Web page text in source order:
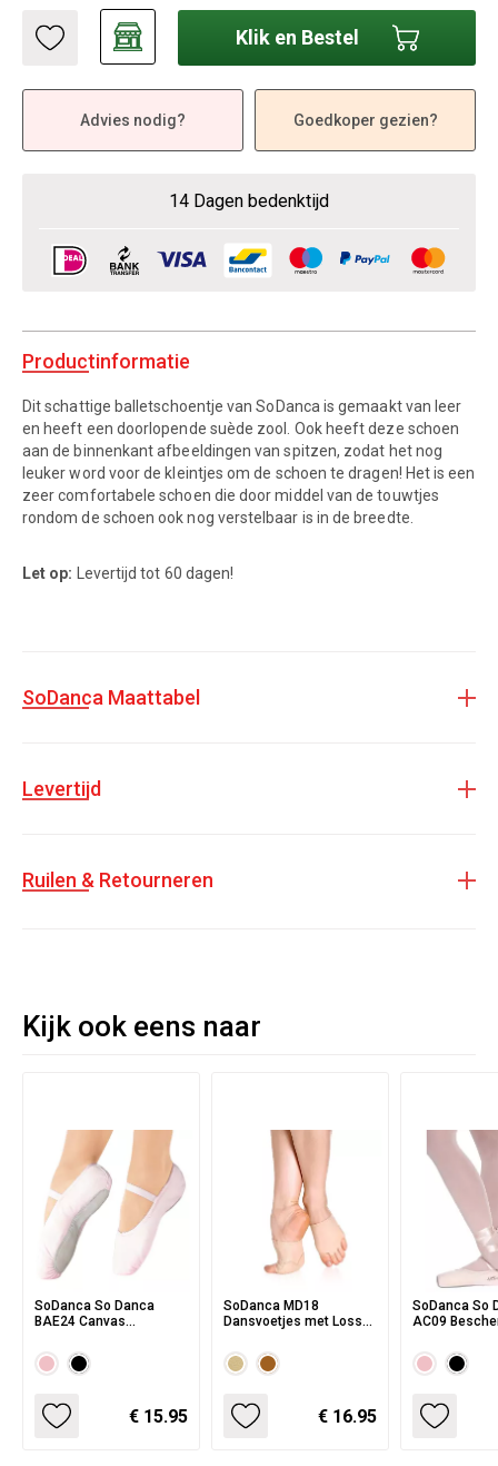
Klik en Bestel
Advies nodig? Goedkoper gezien?
14 Dagen bedenktijd
Productinformatie
Dit schattige balletschoentje van SoDanca is gemaakt van leer
en heeft een doorlopende suède zool. Ook heeft deze schoen
aan de binnenkant afbeeldingen van spitzen, zodat het nog
leuker word voor de kleintjes om de schoen te dragen! Het is een
zeer comfortabele schoen die door middel van de touwtjes
rondom de schoen ook nog verstelbaar is in de breedte.
Let op: Levertijd tot 60 dagen!
SoDanca Maattabel
Levertijd
Ruilen & Retourneren
Kijk ook eens naar
SoDanca So Danca
BAE24 Canvas
Doorlopende Zool -
universele pasvorm
€ 15.95
SoDanca MD18
Dansvoetjes met Losse
€ 16.95
SoDanca So
AC09